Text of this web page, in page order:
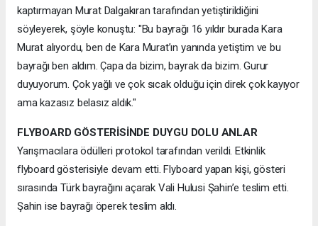
kaptırmayan Murat Dalgakıran tarafından yetiştirildiğini
söyleyerek, şöyle konuştu: "Bu bayrağı 16 yıldır burada Kara
Murat alıyordu, ben de Kara Murat’ın yanında yetiştim ve bu
bayrağı ben aldım. Çapa da bizim, bayrak da bizim. Gurur
duyuyorum. Çok yağlı ve çok sıcak olduğu için direk çok kayıyor
ama kazasız belasız aldık."
FLYBOARD GÖSTERİSİNDE DUYGU DOLU ANLAR
Yarışmacılara ödülleri protokol tarafından verildi. Etkinlik
flyboard gösterisiyle devam etti. Flyboard yapan kişi, gösteri
sırasında Türk bayrağını açarak Vali Hulusi Şahin’e teslim etti.
Şahin ise bayrağı öperek teslim aldı.